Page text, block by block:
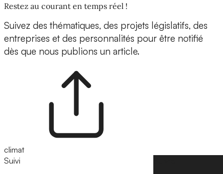
Restez au courant en temps réel !
Suivez des thématiques, des projets législatifs, des
entreprises et des personnalités pour être notifié
dès que nous publions un article.
climat
Suivi